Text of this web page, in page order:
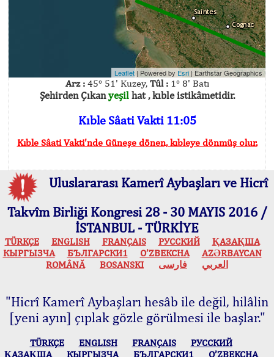
Leaflet| Powered by Esri | Earthstar Geographics
Arz :45° 51' Kuzey, Tûl :1° 8' Batı
Şehirden Çıkanyeşilhat , kıble istikâmetidir.
Kıble Sâati Vakti 11:05
Kıble Sâati Vakti'nde Güneşe dönen, kıbleye dönmüş olur.
Uluslararası Kamerî Aybaşları ve Hicrî
Takvîm Birliği Kongresi 28 - 30 MAYIS 2016 /
İSTANBUL - TÜRKİYE
TÜRKÇE ENGLISH FRANÇAIS РУССКИЙ
ҚАЗАҚША
КЫPГЫЗЧA
БЪЛГАРСКИ1 O’ZBEKCHA
AZӘRBAYCAN
ROMÂNĂ
BOSANSKI العربي فارسی
"Hicrî Kamerî Aybaşları hesâb ile değil, hilâlin
[yeni ayın] çıplak gözle görülmesi ile başlar."
TÜRKÇE ENGLISH FRANÇAIS
РУССКИЙ
ҚАЗАҚША
КЫPГЫЗЧA БЪЛГАРСКИ1 O’ZBEKCHA